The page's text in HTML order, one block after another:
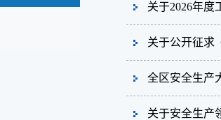
关于2026年度
关于公开征求
全区安全生产
关于安全生产